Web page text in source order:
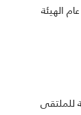
الهيئة
للملتقى